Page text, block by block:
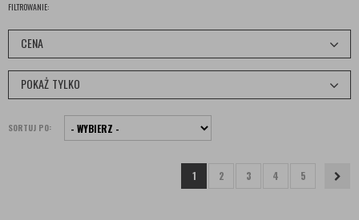
FILTROWANIE:
CENA
POKAŻ TYLKO
SORTUJ PO:
1 2 3 4 5